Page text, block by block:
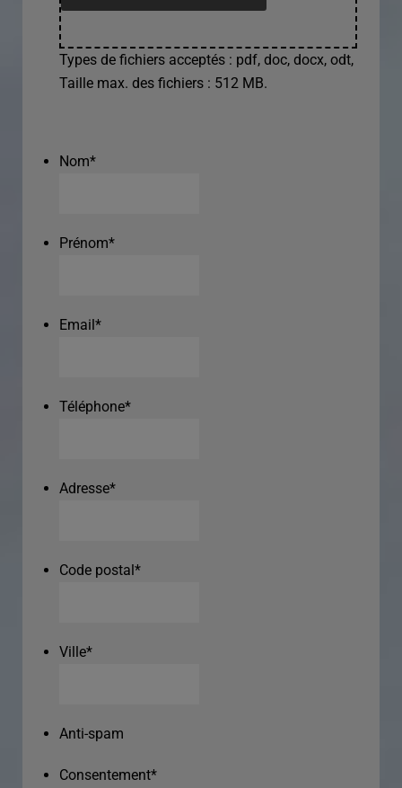
Types de fichiers acceptés : pdf, doc, docx, odt,
Taille max. des fichiers : 512 MB.
Nom*
Prénom*
Email*
Téléphone*
Adresse*
Code postal*
Ville*
Anti-spam
Consentement*